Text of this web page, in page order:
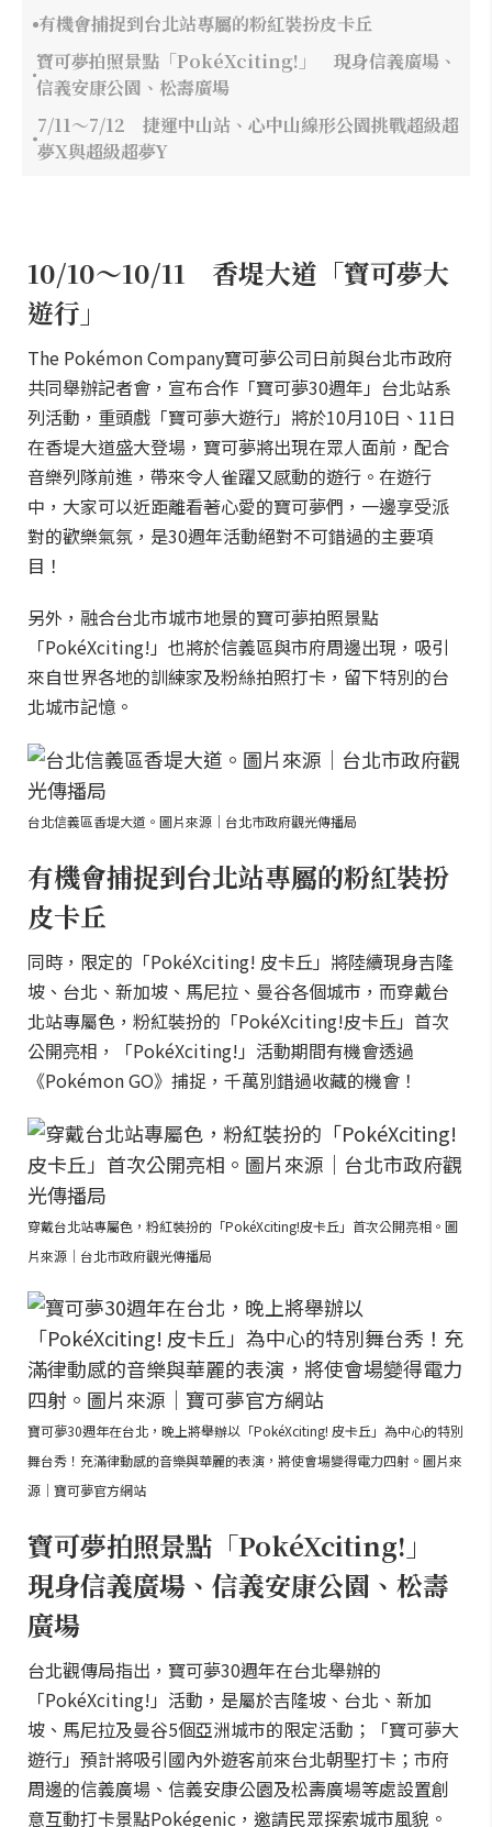
有機會捕捉到台北站專屬的粉紅裝扮皮卡丘
寶可夢拍照景點「PokéXciting!」 現身信義廣場、
信義安康公園、松壽廣場
7/11～7/12 捷運中山站、心中山線形公園挑戰超級超
夢X與超級超夢Y
10/10～10/11 香堤大道「寶可夢大
遊行」
The Pokémon Company寶可夢公司日前與台北市政府
共同舉辦記者會，宣布合作「寶可夢30週年」台北站系
列活動，重頭戲「寶可夢大遊行」將於10月10日、11日
在香堤大道盛大登場，寶可夢將出現在眾人面前，配合
音樂列隊前進，帶來令人雀躍又感動的遊行。在遊行
中，大家可以近距離看著心愛的寶可夢們，一邊享受派
對的歡樂氣氛，是30週年活動絕對不可錯過的主要項
目！
另外，融合台北市城市地景的寶可夢拍照景點
「PokéXciting!」也將於信義區與市府周邊出現，吸引
來自世界各地的訓練家及粉絲拍照打卡，留下特別的台
北城市記憶。
台北信義區香堤大道。圖片來源｜台北市政府觀光傳播局
有機會捕捉到台北站專屬的粉紅裝扮
皮卡丘
同時，限定的「PokéXciting! 皮卡丘」將陸續現身吉隆
坡、台北、新加坡、馬尼拉、曼谷各個城市，而穿戴台
北站專屬色，粉紅裝扮的「PokéXciting!皮卡丘」首次
公開亮相，「PokéXciting!」活動期間有機會透過
《Pokémon GO》捕捉，千萬別錯過收藏的機會！
穿戴台北站專屬色，粉紅裝扮的「PokéXciting!皮卡丘」首次公開亮相。圖
片來源｜台北市政府觀光傳播局
寶可夢30週年在台北，晚上將舉辦以「PokéXciting! 皮卡丘」為中心的特別
舞台秀！充滿律動感的音樂與華麗的表演，將使會場變得電力四射。圖片來
源｜寶可夢官方網站
寶可夢拍照景點「PokéXciting!」
現身信義廣場、信義安康公園、松壽
廣場
台北觀傳局指出，寶可夢30週年在台北舉辦的
「PokéXciting!」活動，是屬於吉隆坡、台北、新加
坡、馬尼拉及曼谷5個亞洲城市的限定活動；「寶可夢大
遊行」預計將吸引國內外遊客前來台北朝聖打卡；市府
周邊的信義廣場、信義安康公園及松壽廣場等處設置創
意互動打卡景點Pokégenic，邀請民眾探索城市風貌。